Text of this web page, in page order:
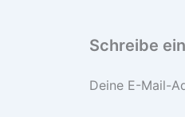
Schreibe
Deine E-Mail-